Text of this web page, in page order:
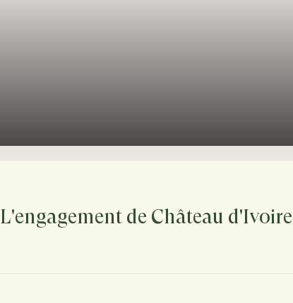
L'engagement de Château d'Ivoire